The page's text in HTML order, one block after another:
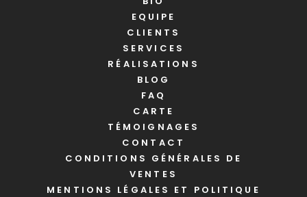
EQUIPE
CLIENTS
SERVICES
RÉALISATIONS
BLOG
FAQ
CARTE
TÉMOIGNAGES
CONTACT
CONDITIONS GÉNÉRALES DE
VENTES
MENTIONS LÉGALES ET POLITIQUE